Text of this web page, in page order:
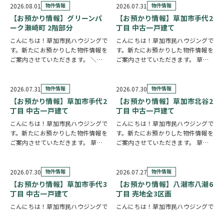
せて選べる4つの見学コースをご用
意しています。 …
望の日程を選んで、必要事項を入力
するだけで予約完了！ 「まずは相
談だけしたい」「気…
2026.08.01 物件情報
【お預かり情報】グリーンパ
ーク瀬崎町 2階部分
こんにちは！草加市民ハウジングで
す。新たにお預かりした物件情報を
ご案内させていただきます。 ＼弊
チェック✓ 三方角部屋のため、日中
は陽当り良好で明るい室内環境が保
たれていま…
2026.07.31 物件情報
【お預かり情報】草加市手代2
丁目 中古一戸建て
こんにちは！草加市民ハウジングで
す。新たにお預かりした物件情報を
ご案内させていただきます。 草加
2026.07.31
物件情報
【お預かり情報】草加市手代2
丁目 中古一戸建て
こんにちは！草加市民ハウジングで
す。新たにお預かりした物件情報を
ご案内させていただきます。 草加
坪の広々とした敷地に建つ、大手ハ
ウスメーカー施工の住まいです。シ
ャッター付き…
2026.07.30 物件情報
【お預かり情報】草加市北谷2
丁目 中古一戸建て
こんにちは！草加市民ハウジングで
す。新たにお預かりした物件情報を
ご案内させていただきます。 草加
角地に建つ、6LDKのお住まいで
す。事務所スペースを備えており、
在宅ワークや…
2026.07.30 物件情報
【お預かり情報】草加市手代3
丁目 中古一戸建て
こんにちは！草加市民ハウジングで
2026.07.27 物件情報
【お預かり情報】八潮市八潮6
丁目 売地全3区画
こんにちは！草加市民ハウジングで